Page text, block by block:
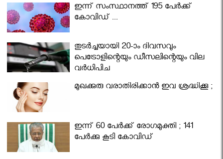
ഇന്ന് സംസ്ഥാനത്ത് 195 പേര്‍ക്ക്
കോവിഡ് ...
തുടർച്ചയായി 20-ാം ദിവസവും
പെട്രോളിന്റെയും ഡീസലിന്റെയും വില
വര്‍ധിപ്പിച്ചു
മുഖക്കുരു വരാതിരിക്കാന്‍ ഇവ ശ്രദ്ധിക്കൂ ;
ഇന്ന് 60 പേർക്ക് രോഗമുക്തി ; 141
പേര്‍ക്കു കൂടി കോവിഡ്